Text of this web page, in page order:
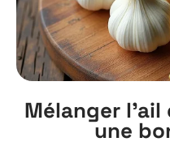
Mélanger
une